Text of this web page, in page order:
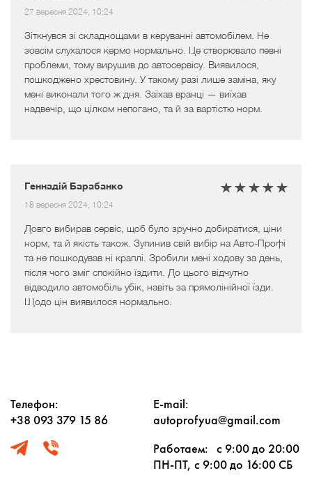
27 вересня 2024, 10:24
Зіткнувся зі складнощами в керуванні автомобілем. Не
зовсім слухалося кермо нормально. Це створювало певні
проблеми, тому вирушив до автосервісу. Виявилося,
пошкоджено хрестовину. У такому разі лише заміна, яку
мені виконали того ж дня. Заїхав вранці — виїхав
надвечір, що цілком непогано, та й за вартістю норм.
Геннадій Барабанко
18 вересня 2024, 10:24
Довго вибирав сервіс, щоб було зручно добиратися, ціни
норм, та й якість також. Зупинив свій вибір на Авто-Профі
та не пошкодував ні краплі. Зробили мені ходову за день,
після чого зміг спокійно їздити. До цього відчутно
відводило автомобіль убік, навіть за прямолінійної їзди.
Щодо цін виявилося нормально.
Телефон:
+38 093 379 15 86
E-mail:
autoprofyua@gmail.com
Работаем: с 9:00 до 20:00
ПН-ПТ, с 9:00 до 16:00 СБ